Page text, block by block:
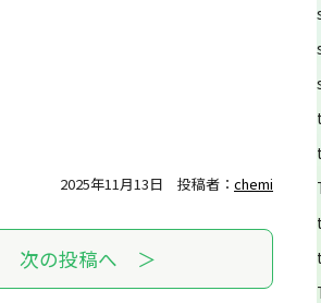
2025年11月13日 投稿者： chemi
次の投稿へ ＞